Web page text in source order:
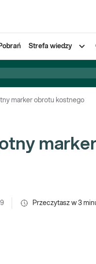
Strefa wiedzy
marker obrotu kostnego
Przeczytasz w 3